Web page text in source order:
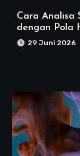
Cara Analisa
dengan Pola
29 Juni 2026